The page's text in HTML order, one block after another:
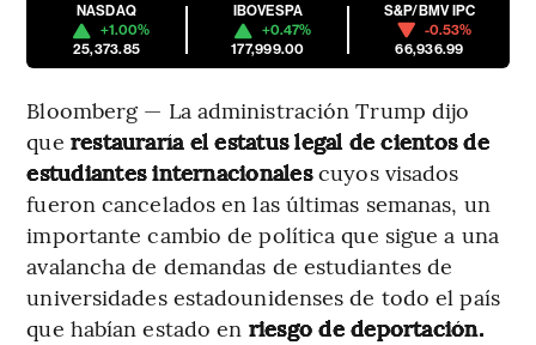
NASDAQ
+1.00%
25,373.85
IBOVESPA
+0.47%
177,999.00
S&P/BMV IPC
-0.53%
66,936.99
Bloomberg — La administración Trump dijo
que restauraría el estatus legal de cientos de
estudiantes internacionalescuyos visados
fueron cancelados en las últimas semanas, un
importante cambio de política que sigue a una
avalancha de demandas de estudiantes de
universidades estadounidenses de todo el país
que habían estado en riesgo de deportación.